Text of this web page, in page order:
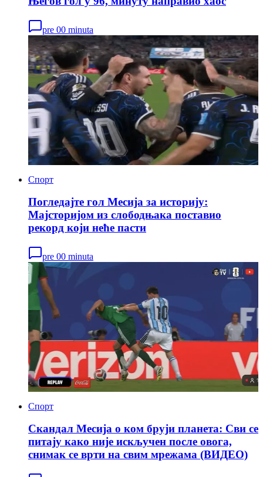
pre 00 minuta
Спорт
Погледајте гол Месија за историју:
Мајсторијом из слободњака поставио
рекорд који неће пасти
pre 00 minuta
Спорт
Скандал Месија о ком бруји планета: Сви се
питају како није искључен после овога,
снимак се врти на свим мрежама (ВИДЕО)